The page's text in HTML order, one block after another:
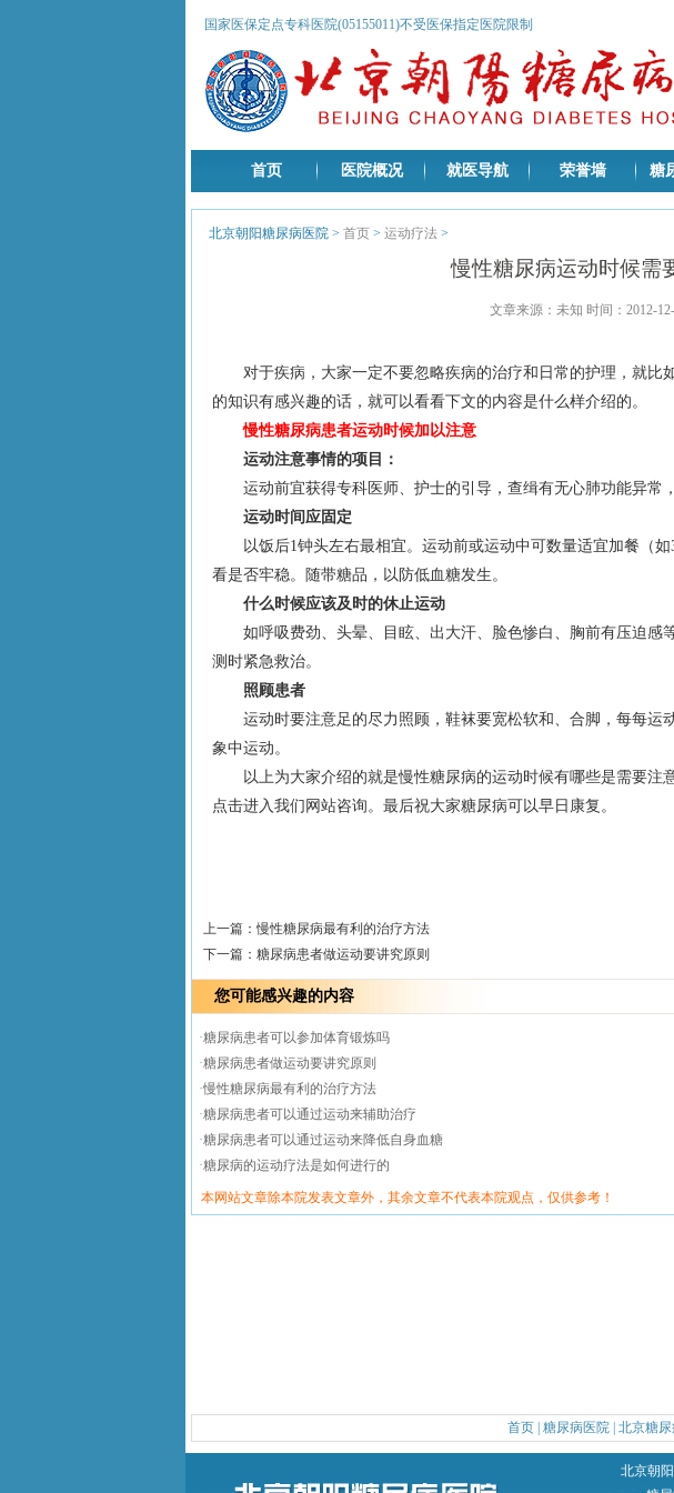
国家医保定点专科医院(05155011)不受医保指定医院限制
首页 医院概况 就医导航 荣誉墙 糖
北京朝阳糖尿病医院 > 首页 > 运动疗法 >
慢性糖尿病运动时候需
文章来源：未知 时间：2012-12-
对于疾病，大家一定不要忽略疾病的治疗和日常的护理，就比
的知识有感兴趣的话，就可以看看下文的内容是什么样介绍的。
慢性糖尿病患者运动时候加以注意
运动注意事情的项目：
运动前宜获得专科医师、护士的引导，查缉有无心肺功能异常
运动时间应固定
以饭后1钟头左右最相宜。运动前或运动中可数量适宜加餐（
看是否牢稳。随带糖品，以防低血糖发生。
什么时候应该及时的休止运动
如呼吸费劲、头晕、目眩、出大汗、脸色惨白、胸前有压迫感
测时紧急救治。
照顾患者
运动时要注意足的尽力照顾，鞋袜要宽松软和、合脚，每每
象中运动。
以上为大家介绍的就是慢性糖尿病的运动时候有哪些是需要
点击进入我们网站咨询。最后祝大家糖尿病可以早日康复。
上一篇：慢性糖尿病最有利的治疗方法
下一篇： 糖尿病患者做运动要讲究原则
您可能感兴趣的内容
·糖尿病患者可以参加体育锻炼吗
·糖尿病患者做运动要讲究原则
·慢性糖尿病最有利的治疗方法
·糖尿病患者可以通过运动来辅助治疗
·糖尿病患者可以通过运动来降低自身血糖
·糖尿病的运动疗法是如何进行的
本网站文章除本院发表文章外，其余文章不代表本院观点，仅供参考！
首页 糖尿病医院 北京糖
北京朝阳区甜水园东街1